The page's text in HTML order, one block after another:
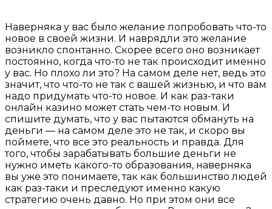
Наверняка у вас было желание попробовать что-то
новое в своей жизни. И наврядли это желание
возникло спонтанно. Скорее всего оно возникает
постоянно, когда что-то не так происходит именно
у вас. Но плохо ли это? На самом деле нет, ведь это
значит, что что-то не так с вашей жизнью, и что вам
надо придумать что-то новое. И как раз-таки
онлайн казино может стать чем-то новым. И
спишите думать, что у вас пытаются обмануть на
деньги — на самом деле это не так, и скоро вы
поймете, что все это реальность и правда. Для
того, чтобы зарабатывать большие деньги не
нужно иметь какого-то образования, наверняка
вы уже это понимаете, так как большинство людей
как раз-таки и преследуют именно какую
стратегию очень давно. Но при этом они все